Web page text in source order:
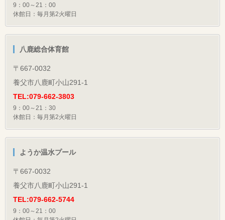
9：00～21：00
休館日：毎月第2火曜日
八鹿総合体育館
〒667-0032
養父市八鹿町小山291-1
TEL:079-662-3803
9：00～21：30
休館日：毎月第2火曜日
ようか温水プール
〒667-0032
養父市八鹿町小山291-1
TEL:079-662-5744
9：00～21：00